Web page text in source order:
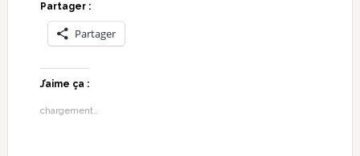
Partager :
Partager
J’aime ça :
chargement…